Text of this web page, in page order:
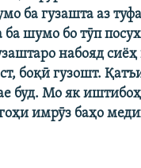
ба гузашта аз
ба шумо бо тӯп
набояд сиёҳ
боқӣ гузошт.
буд. Мо як
имрӯз баҳо